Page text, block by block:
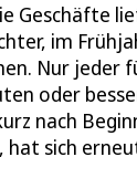
Geschäfte
im
Nur jeder
oder
nach
hat sich